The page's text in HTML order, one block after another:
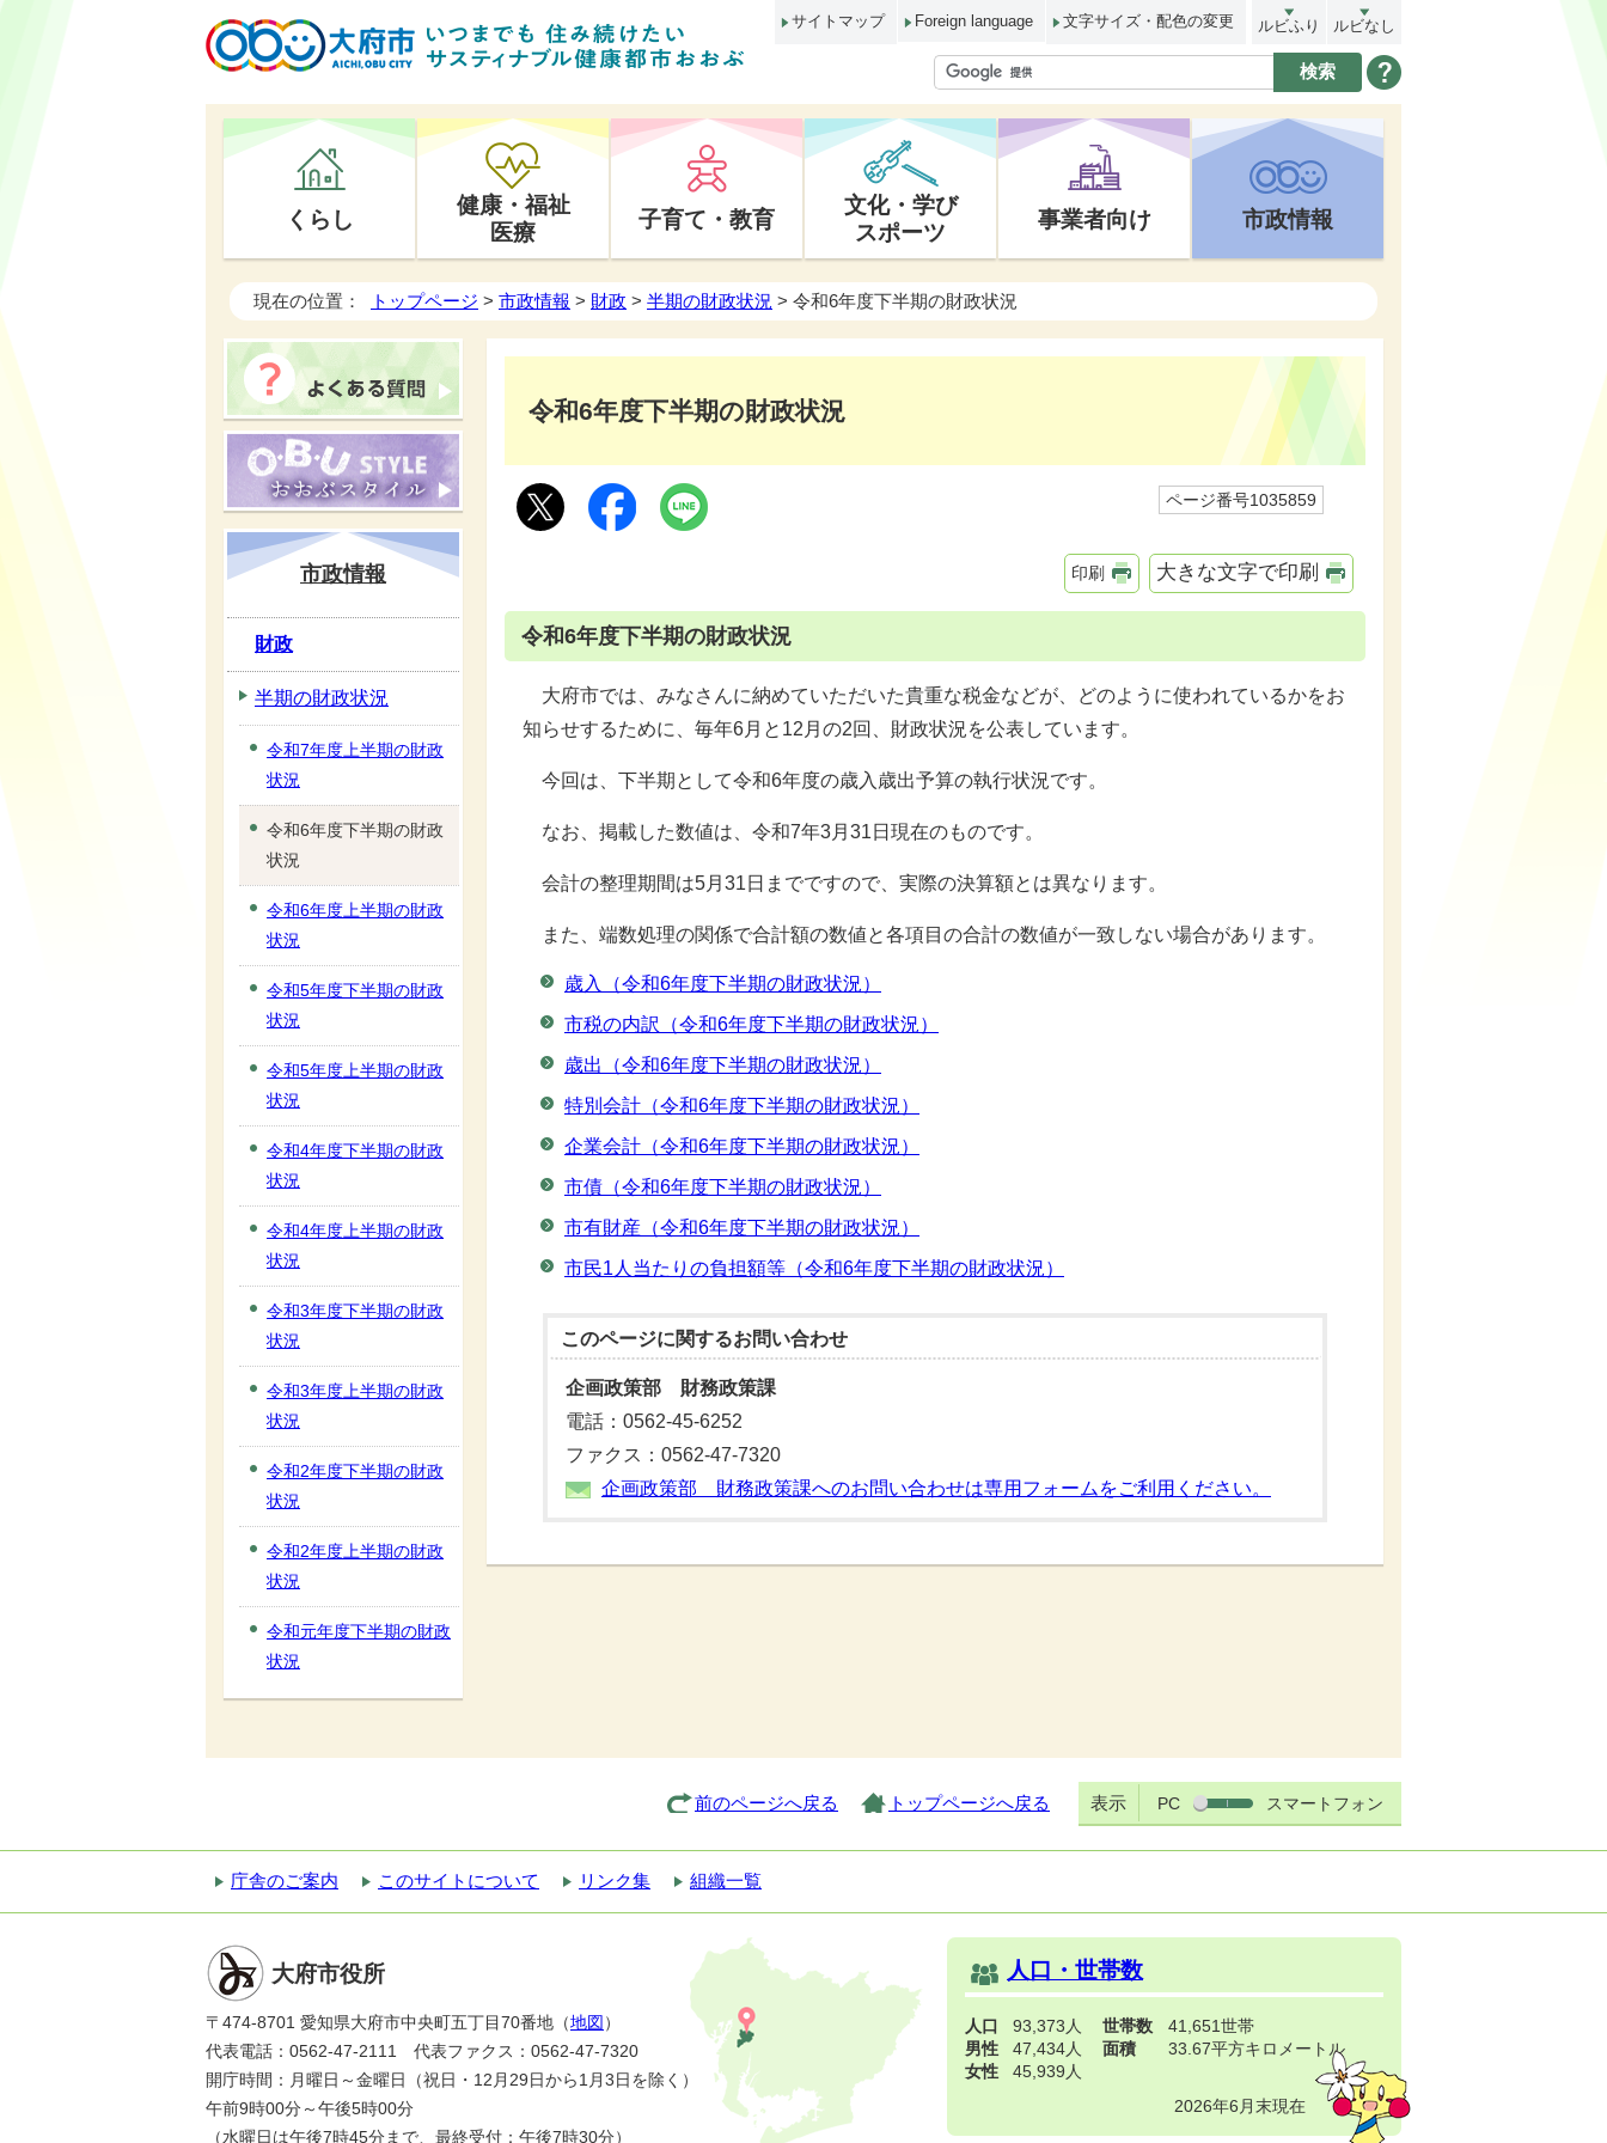
サイトマップ Foreign language 文字サイズ・配色の変更 ルビふり ルビなし
くらし
健康・福祉
医療
子育て・教育
文化・学び
スポーツ
事業者向け 市政情報
現在の位置： トップページ > 市政情報 > 財政 > 半期の財政状況 > 令和6年度下半期の財政状況
令和6年度下半期の財政状況
ページ番号1035859
印刷 大きな文字で印刷
令和6年度下半期の財政状況
大府市では、みなさんに納めていただいた貴重な税金などが、どのように使われているかをお
知らせするために、毎年6月と12月の2回、財政状況を公表しています。
今回は、下半期として令和6年度の歳入歳出予算の執行状況です。
なお、掲載した数値は、令和7年3月31日現在のものです。
会計の整理期間は5月31日までですので、実際の決算額とは異なります。
また、端数処理の関係で合計額の数値と各項目の合計の数値が一致しない場合があります。
歳入（令和6年度下半期の財政状況）
市税の内訳（令和6年度下半期の財政状況）
歳出（令和6年度下半期の財政状況）
特別会計（令和6年度下半期の財政状況）
企業会計（令和6年度下半期の財政状況）
市債（令和6年度下半期の財政状況）
市有財産（令和6年度下半期の財政状況）
市民1人当たりの負担額等（令和6年度下半期の財政状況）
このページに関するお問い合わせ
企画政策部 財務政策課
電話：0562-45-6252
ファクス：0562-47-7320
企画政策部 財務政策課へのお問い合わせは専用フォームをご利用ください。
市政情報
財政
半期の財政状況
令和7年度上半期の財政
状況
令和6年度下半期の財政
状況
令和6年度上半期の財政
状況
令和5年度下半期の財政
状況
令和5年度上半期の財政
状況
令和4年度下半期の財政
状況
令和4年度上半期の財政
状況
令和3年度下半期の財政
状況
令和3年度上半期の財政
状況
令和2年度下半期の財政
状況
令和2年度上半期の財政
状況
令和元年度下半期の財政
状況
前のページへ戻る トップページへ戻る 表示 PC スマートフォン
庁舎のご案内 このサイトについて リンク集 組織一覧
大府市役所
〒474-8701 愛知県大府市中央町五丁目70番地（地図 ）
代表電話：0562-47-2111 代表ファクス：0562-47-7320
開庁時間：月曜日～金曜日（祝日・12月29日から1月3日を除く）
午前9時00分～午後5時00分
（水曜日は午後7時45分まで、最終受付：午後7時30分）
人口・世帯数
人口
93,373人
男性
47,434人
女性
45,939人
世帯数
41,651世帯
面積
33.67平方キロメートル
2026年6月末現在